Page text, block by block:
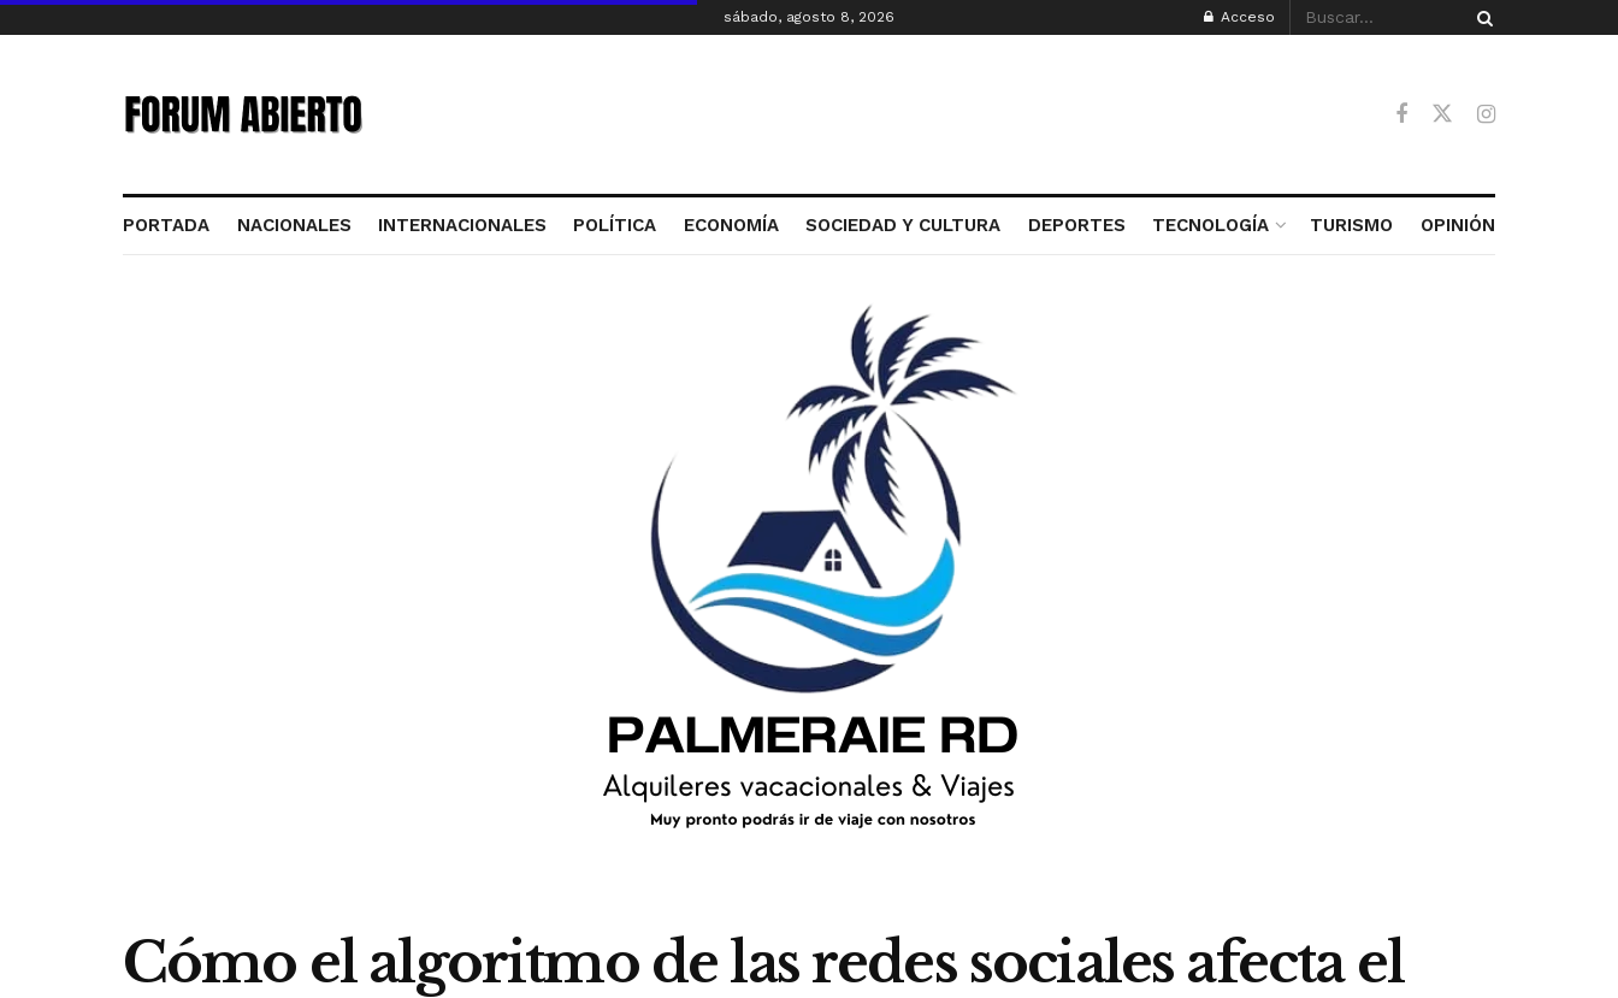
sábado, agosto 8, 2026 Acceso
PORTADA NACIONALES INTERNACIONALES POLÍTICA ECONOMÍA SOCIEDAD Y CULTURA DEPORTES TECNOLOGÍA TURISMO OPINIÓN
Cómo el algoritmo de las redes sociales afecta el